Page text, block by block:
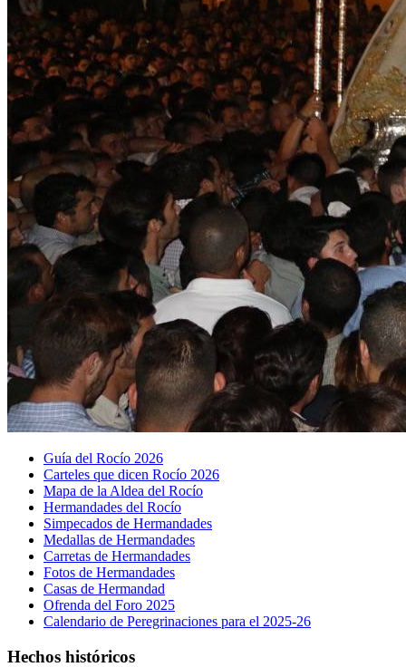
Guía del Rocío 2026
Carteles que dicen Rocío 2026
Mapa de la Aldea del Rocío
Hermandades del Rocío
Simpecados de Hermandades
Medallas de Hermandades
Carretas de Hermandades
Fotos de Hermandades
Casas de Hermandad
Ofrenda del Foro 2025
Calendario de Peregrinaciones para el 2025-26
Hechos históricos